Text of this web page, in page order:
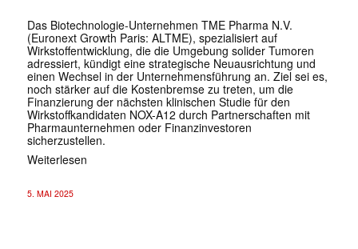
Das Biotechnologie-Unternehmen TME Pharma N.V.
(Euronext Growth Paris: ALTME), spezialisiert auf
Wirkstoffentwicklung, die die Umgebung solider Tumoren
adressiert, kündigt eine strategische Neuausrichtung und
einen Wechsel in der Unternehmensführung an. Ziel sei es,
noch stärker auf die Kostenbremse zu treten, um die
Finanzierung der nächsten klinischen Studie für den
Wirkstoffkandidaten NOX-A12 durch Partnerschaften mit
Pharmaunternehmen oder Finanzinvestoren
sicherzustellen.
Weiterlesen
5. MAI 2025